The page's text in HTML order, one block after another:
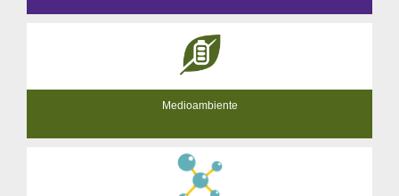
Medioambiente